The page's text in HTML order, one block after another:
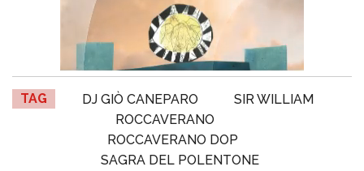
TAG DJ GIÒ CANEPARO
SIR WILLIAM
ROCCAVERANO
ROCCAVERANO DOP
SAGRA DEL POLENTONE